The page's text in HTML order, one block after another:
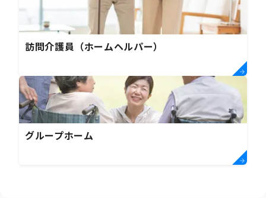
訪問介護員（ホームヘルパー）
グループホーム